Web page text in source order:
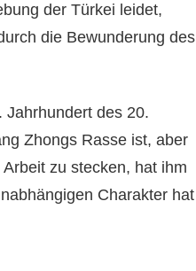
der Türkei leidet,
die Bewunderung des
Jahrhundert des 20.
Zhongs Rasse ist, aber
zu stecken, hat ihm
Charakter hat